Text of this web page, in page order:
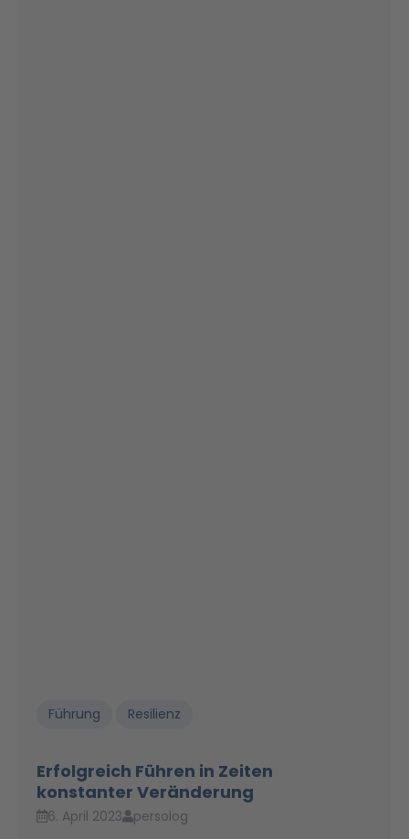
Führung Resilienz
Erfolgreich Führen in Zeiten
konstanter Veränderung
6. April 2023 persolog